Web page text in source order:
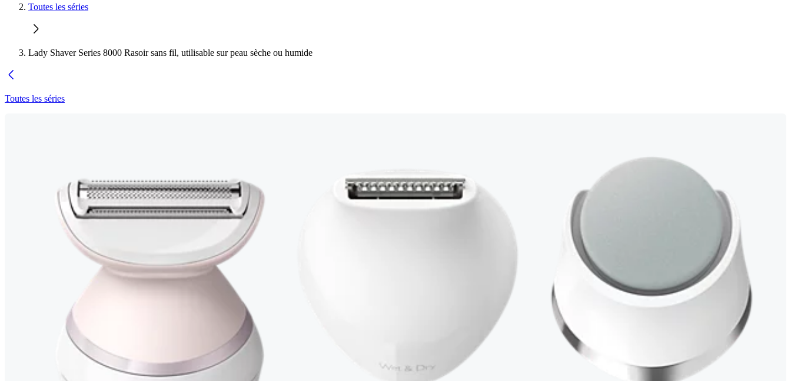
Toutes les séries
Lady Shaver Series 8000 Rasoir sans fil, utilisable sur peau sèche ou humide
Toutes les séries